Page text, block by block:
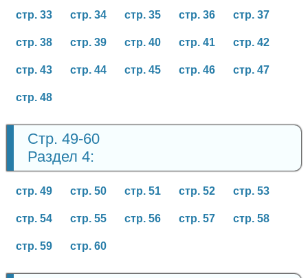
стр. 33 стр. 34 стр. 35 стр. 36 стр. 37
стр. 38 стр. 39 стр. 40 стр. 41 стр. 42
стр. 43 стр. 44 стр. 45 стр. 46 стр. 47
стр. 48
Стр. 49-60
Раздел 4:
стр. 49 стр. 50 стр. 51 стр. 52 стр. 53
стр. 54 стр. 55 стр. 56 стр. 57 стр. 58
стр. 59 стр. 60